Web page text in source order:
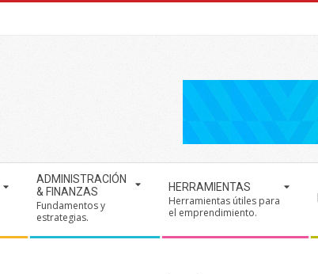
ADMINISTRACIÓN
& FINANZAS
Fundamentos y
estrategias.
HERRAMIENTAS
Herramientas útiles para
el emprendimiento.